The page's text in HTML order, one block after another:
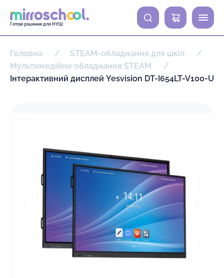
Готові рішення для НУШ
0
Головна
STEAM-обладнання для шкіл
Мультимедійне обладнання STEAM
Інтерактивний дисплей Yesvision DT-I654LT-V100-U